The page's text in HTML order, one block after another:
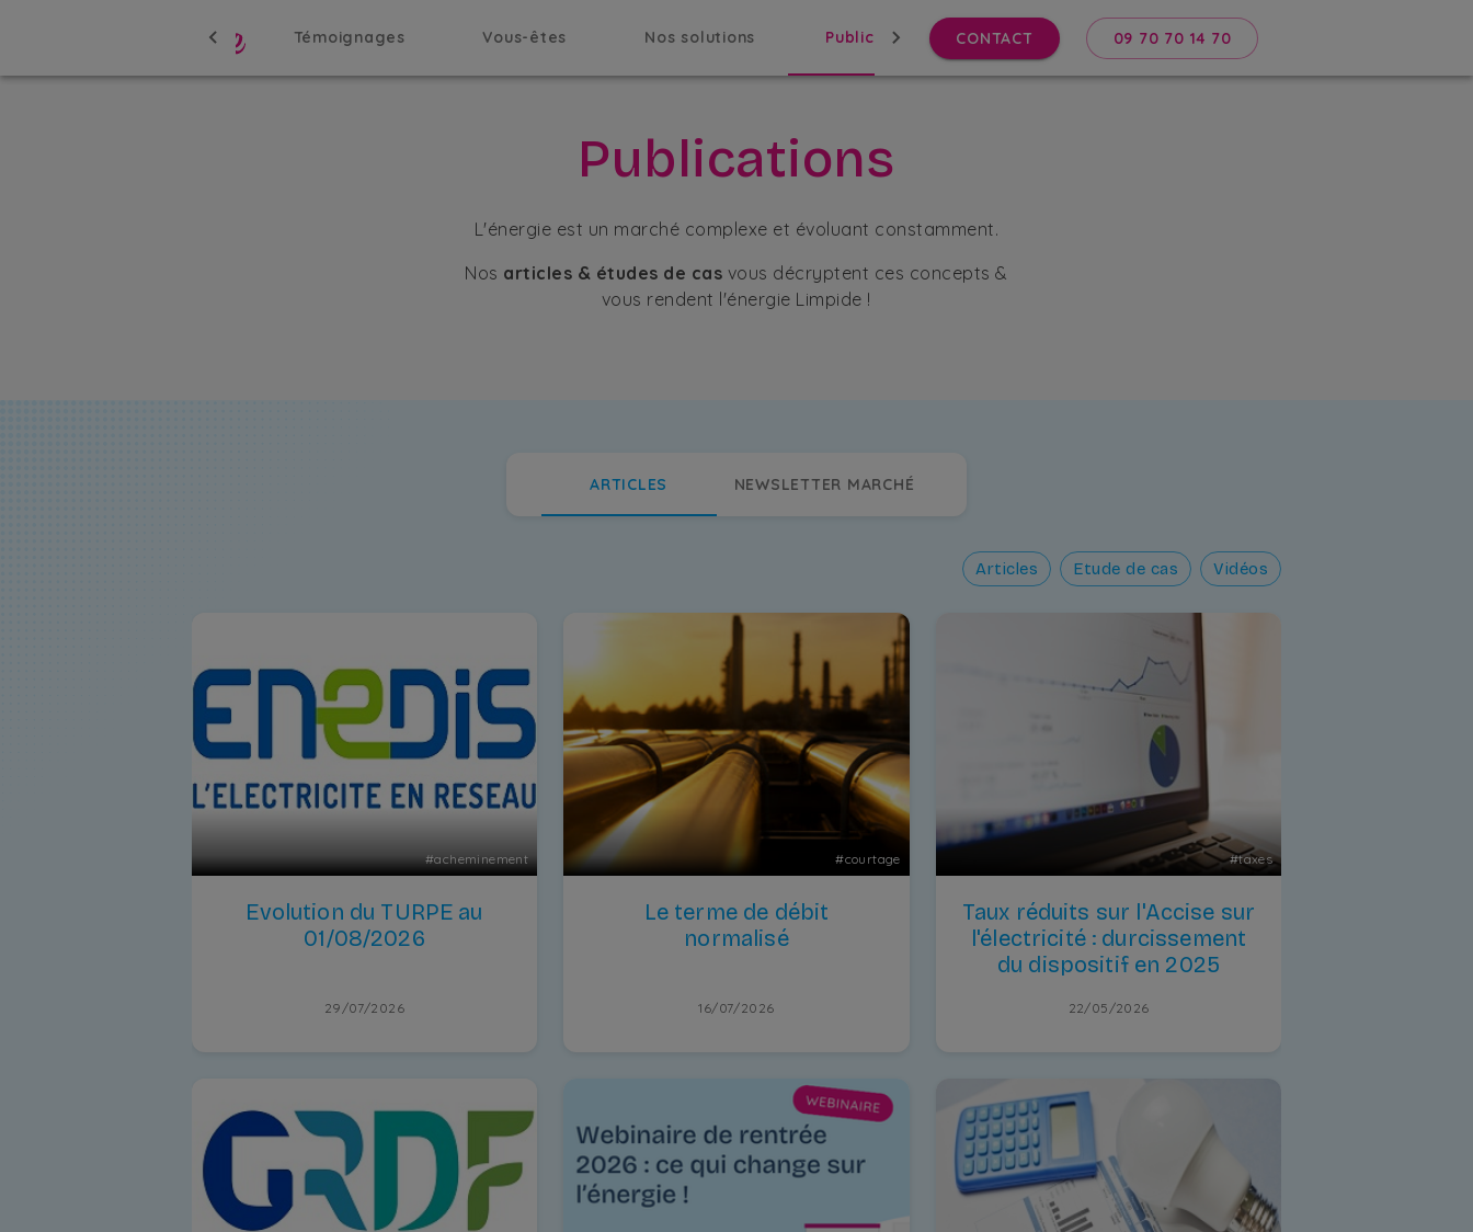
Témoignages Vous-êtes Nos solutions Publications CONTACT 09 70 70 14 70
Publications
L'énergie est un marché complexe et évoluant constamment.
Nos articles & études de cas vous décryptent ces concepts &
vous rendent l'énergie Limpide !
ARTICLES NEWSLETTER MARCHÉ
Articles Etude de cas Vidéos
#acheminement
Evolution du TURPE au
01/08/2026
29/07/2026
#courtage
Le terme de débit
normalisé
16/07/2026
#taxes
Taux réduits sur l'Accise sur
l'électricité : durcissement
du dispositif en 2025
22/05/2026